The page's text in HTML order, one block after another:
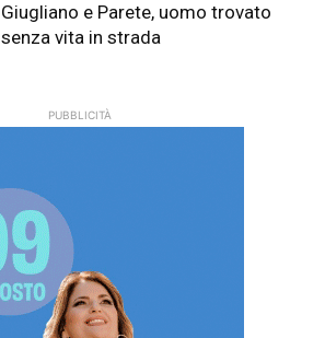
Giugliano e Parete, uomo trovato
senza vita in strada
PUBBLICITÀ